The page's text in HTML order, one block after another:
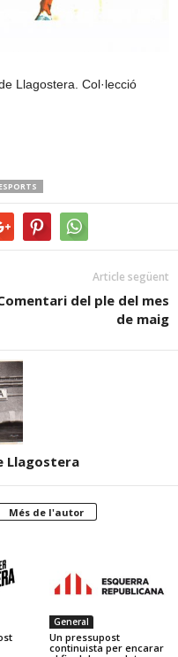
Llagostera. Col·lecció
Article següent
del ple del mes
de maig
Llagostera
Més de l'autor
General
Un pressupost
continuista per encarar